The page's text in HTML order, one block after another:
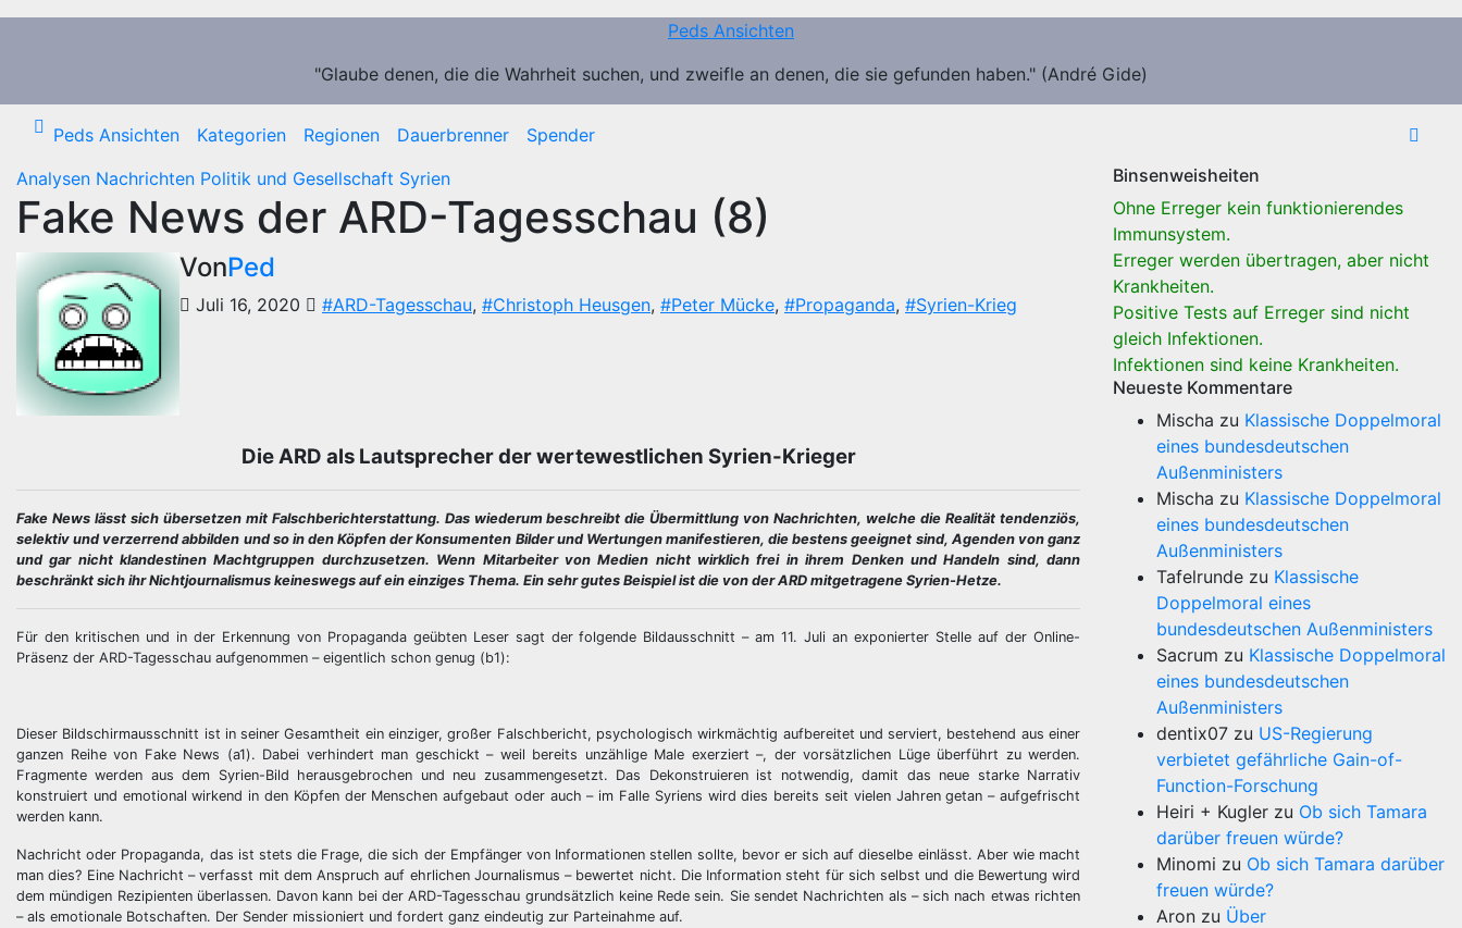
Zum
Peds Ansichten
"Glaube denen, die die Wahrheit suchen, und zweifle an denen, die sie gefunden haben." (André Gide)
Peds Ansichten Kategorien Regionen Dauerbrenner
Spender
Analysen Nachrichten Politik und Gesellschaft Syrien
Fake News der ARD-Tagesschau (8)
VonPed
Juli 16, 2020 #ARD-Tagesschau, #Christoph Heusgen, #Peter Mücke, #Propaganda, #Syrien-Krieg
Die ARD als Lautsprecher der wertewestlichen Syrien-Krieger
Fake News lässt sich übersetzen mit Falschberichterstattung. Das wiederum beschreibt die Übermittlung von Nachrichten, welche die Realität tendenziös,
selektiv und verzerrend abbilden und so in den Köpfen der Konsumenten Bilder und Wertungen manifestieren, die bestens geeignet sind, Agenden von ganz
und gar nicht klandestinen Machtgruppen durchzusetzen. Wenn Mitarbeiter von Medien nicht wirklich frei in ihrem Denken und Handeln sind, dann
beschränkt sich ihr Nichtjournalismus keineswegs auf ein einziges Thema. Ein sehr gutes Beispiel ist die von der ARD mitgetragene Syrien-Hetze.
Für den kritischen und in der Erkennung von Propaganda geübten Leser sagt der folgende Bildausschnitt – am 11. Juli an exponierter Stelle auf der Online-
Präsenz der ARD-Tagesschau aufgenommen – eigentlich schon genug (b1):
Dieser Bildschirmausschnitt ist in seiner Gesamtheit ein einziger, großer Falschbericht, psychologisch wirkmächtig aufbereitet und serviert, bestehend aus einer
ganzen Reihe von Fake News (a1). Dabei verhindert man geschickt – weil bereits unzählige Male exerziert –, der vorsätzlichen Lüge überführt zu werden.
Fragmente werden aus dem Syrien-Bild herausgebrochen und neu zusammengesetzt. Das Dekonstruieren ist notwendig, damit das neue starke Narrativ
konstruiert und emotional wirkend in den Köpfen der Menschen aufgebaut oder auch – im Falle Syriens wird dies bereits seit vielen Jahren getan – aufgefrischt
werden kann.
Nachricht oder Propaganda, das ist stets die Frage, die sich der Empfänger von Informationen stellen sollte, bevor er sich auf dieselbe einlässt. Aber wie macht
man dies? Eine Nachricht – verfasst mit dem Anspruch auf ehrlichen Journalismus – bewertet nicht. Die Information steht für sich selbst und die Bewertung wird
dem mündigen Rezipienten überlassen. Davon kann bei der ARD-Tagesschau grundsätzlich keine Rede sein. Sie sendet Nachrichten als – sich nach etwas richten
– als emotionale Botschaften. Der Sender missioniert und fordert ganz eindeutig zur Parteinahme auf.
Binsenweisheiten
Ohne Erreger kein funktionierendes
Immunsystem.
Erreger werden übertragen, aber nicht
Krankheiten.
Positive Tests auf Erreger sind nicht
gleich Infektionen.
Infektionen sind keine Krankheiten.
Neueste Kommentare
Mischa zu Klassische Doppelmoral
eines bundesdeutschen
Außenministers
Mischa zu Klassische Doppelmoral
eines bundesdeutschen
Außenministers
Tafelrunde zu Klassische
Doppelmoral eines
bundesdeutschen Außenministers
Sacrum zu Klassische Doppelmoral
eines bundesdeutschen
Außenministers
dentix07 zu US-Regierung
verbietet gefährliche Gain-of-
Function-Forschung
Heiri + Kugler zu Ob sich Tamara
darüber freuen würde?
Minomi zu Ob sich Tamara darüber
freuen würde?
Aron zu Über